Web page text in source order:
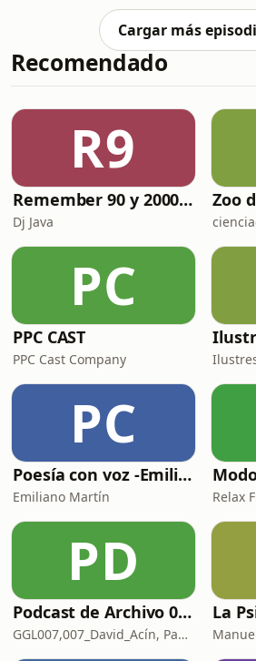
alemanes. Podr&iacute;a
naci&oacute;n, un bloque
econ&oacute;mico,
2014. Fundado para la
Crimea por el fallecido en
sospechoso Yevgueni
ha&nbsp; protagonizado
Ucrania. Sus
negocios y protegen
reg&iacute;menes, siempre
Cargar más
Recomendado
R9
Remember 90 y 2000 en PLAY WITH ME by Dj Java
Dj Java
PC
PPC CAST
PPC Cast Company
PC
Poesía con voz -Emiliano Martín- Podcasts
Emiliano Martín Relax
PD
Podcast de Archivo 007
GGL007,007_David_Acín, Pablo_Ortega, 58, AlbertoBond y Claalc